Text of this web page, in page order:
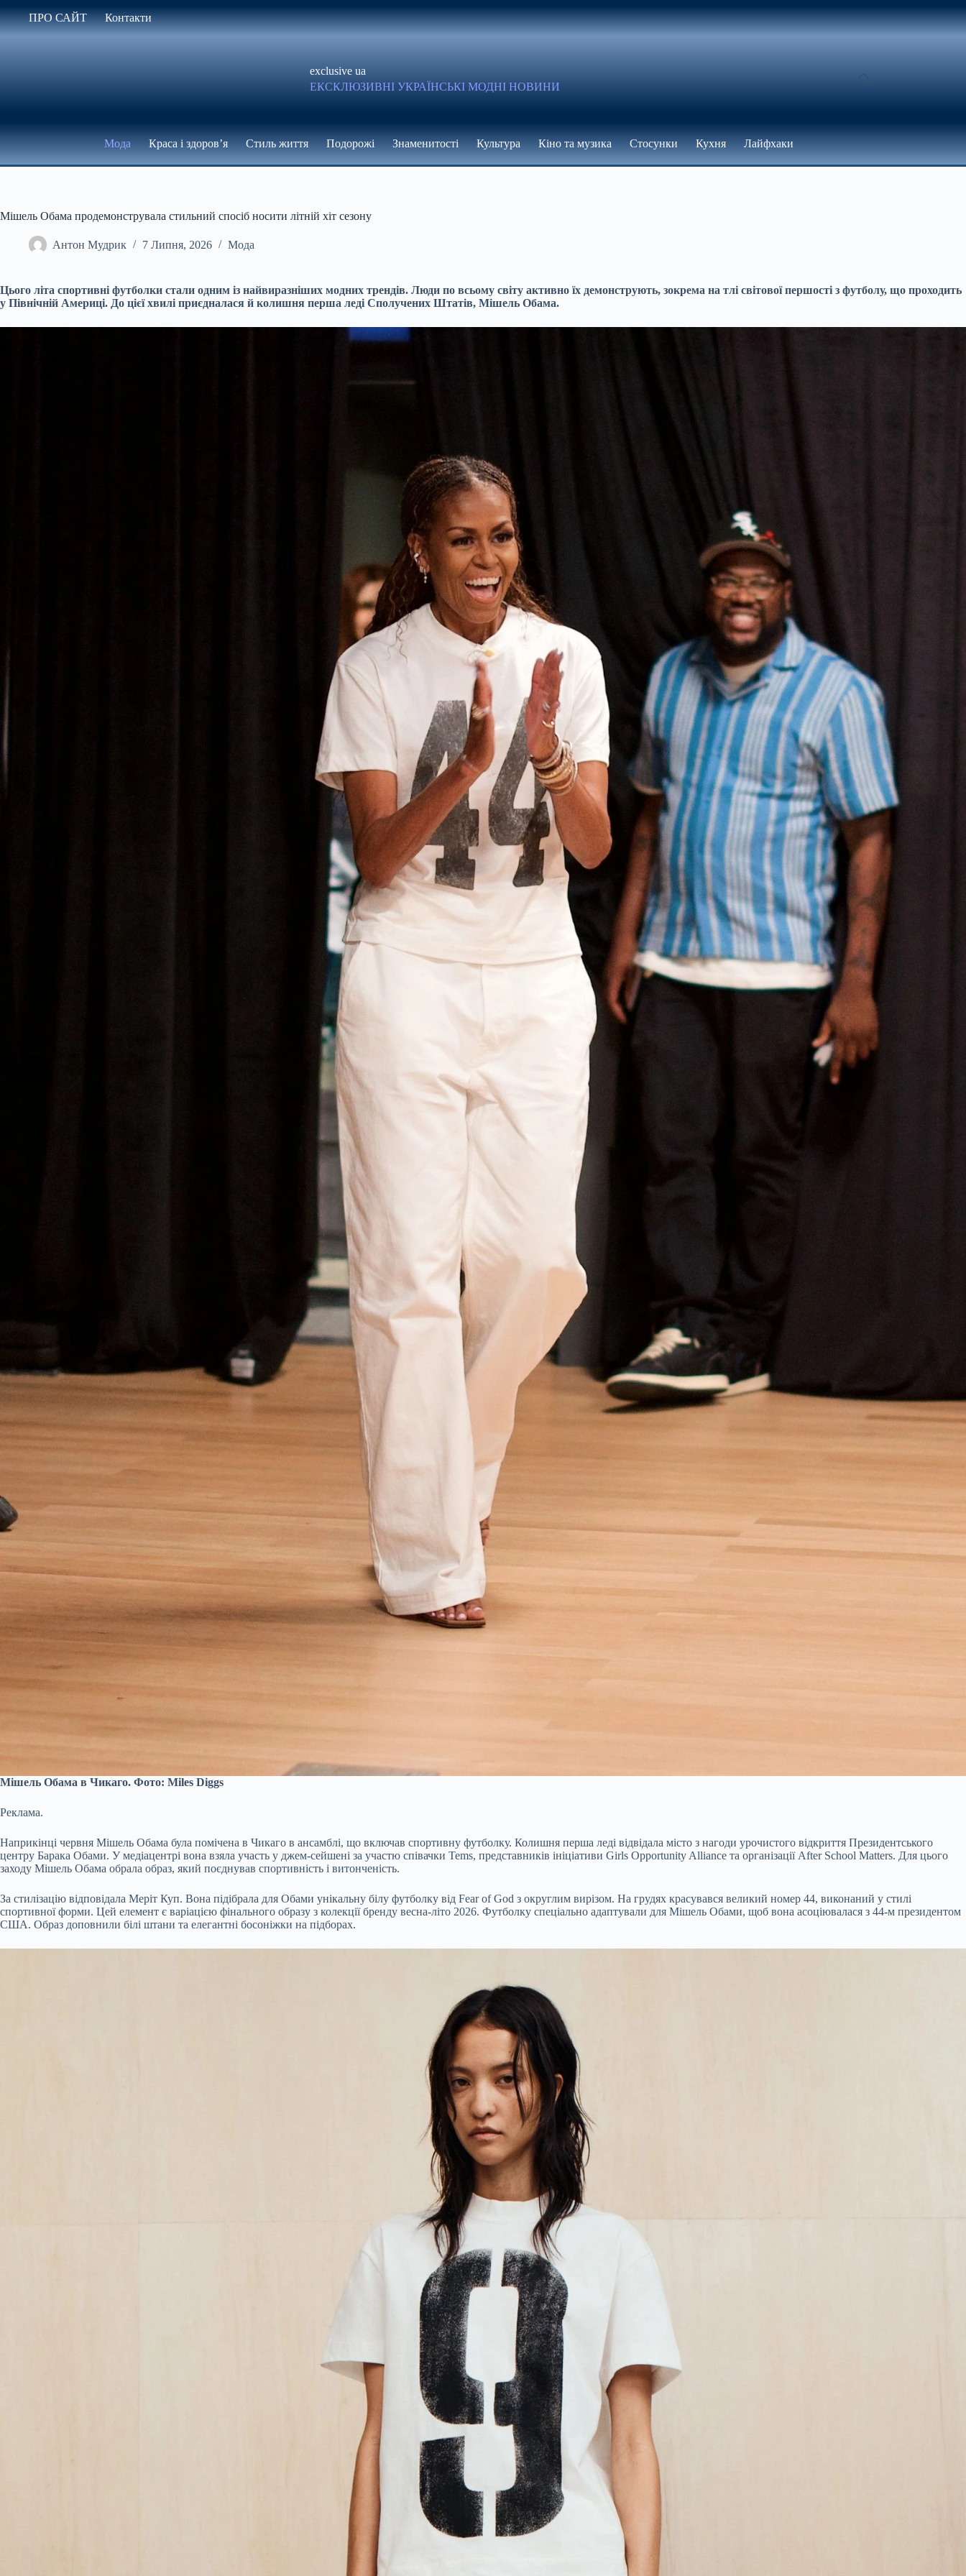
до
вмісту
ПРО САЙТ Контакти
exclusive ua
ЕКСКЛЮЗИВНІ УКРАЇНСЬКІ МОДНІ НОВИНИ
Мода Краса і здоров’я Стиль життя Подорожі Знаменитості Культура Кіно та музика Стосунки Кухня Лайфхаки
Мішель Обама продемонструвала стильний спосіб носити літній хіт сезону
Антон Мудрик 7 Липня, 2026 Мода
Цього літа спортивні футболки стали одним із найвиразніших модних трендів. Люди по всьому світу активно їх демонструють, зокрема на тлі світової першості з футболу, що проходить
у Північній Америці. До цієї хвилі приєдналася й колишня перша леді Сполучених Штатів, Мішель Обама.
Мішель Обама в Чикаго. Фото: Miles Diggs
Реклама.
Наприкінці червня Мішель Обама була помічена в Чикаго в ансамблі, що включав спортивну футболку. Колишня перша леді відвідала місто з нагоди урочистого відкриття Президентського
центру Барака Обами. У медіацентрі вона взяла участь у джем-сейшені за участю співачки Tems, представників ініціативи Girls Opportunity Alliance та організації After School Matters. Для цього
заходу Мішель Обама обрала образ, який поєднував спортивність і витонченість.
За стилізацію відповідала Меріт Куп. Вона підібрала для Обами унікальну білу футболку від Fear of God з округлим вирізом. На грудях красувався великий номер 44, виконаний у стилі
спортивної форми. Цей елемент є варіацією фінального образу з колекції бренду весна-літо 2026. Футболку спеціально адаптували для Мішель Обами, щоб вона асоціювалася з 44-м президентом
США. Образ доповнили білі штани та елегантні босоніжки на підборах.